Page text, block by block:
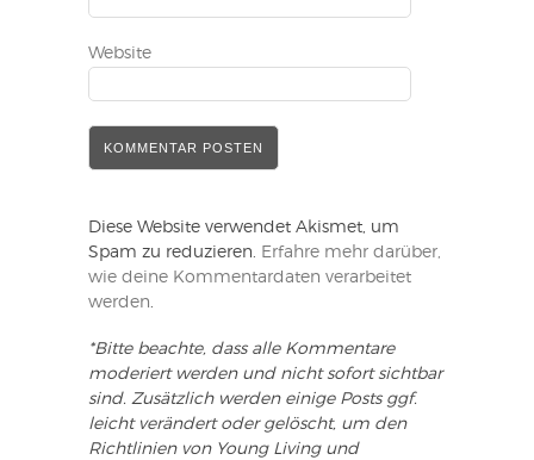
Website
Diese Website verwendet Akismet, um
Spam zu reduzieren. Erfahre mehr darüber,
wie deine Kommentardaten verarbeitet
werden.
*Bitte beachte, dass alle Kommentare
moderiert werden und nicht sofort sichtbar
sind. Zusätzlich werden einige Posts ggf.
leicht verändert oder gelöscht, um den
Richtlinien von Young Living und